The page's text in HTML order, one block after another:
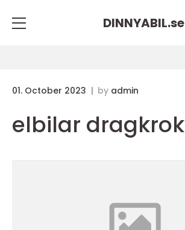
DINNYABIL.se
01. October 2023 by admin
elbilar dragkrok